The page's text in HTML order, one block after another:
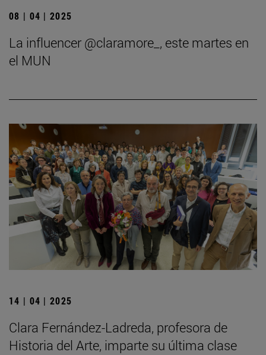
08 | 04 | 2025
La influencer @claramore_, este martes en
el MUN
14 | 04 | 2025
Clara Fernández-Ladreda, profesora de
Historia del Arte, imparte su última clase